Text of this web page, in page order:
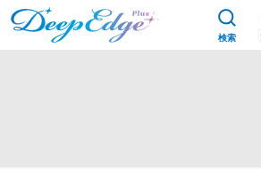
検索